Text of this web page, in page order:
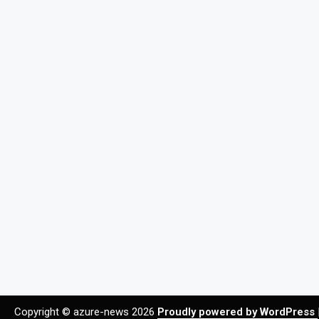
Copyright © azure-news 2026 Proudly powered by WordPress |